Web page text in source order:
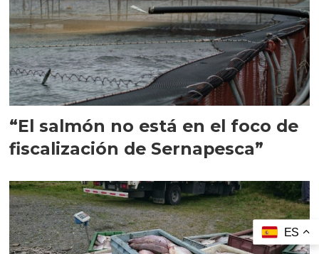
“El salmón no está en el foco de
fiscalización de Sernapesca”
ES